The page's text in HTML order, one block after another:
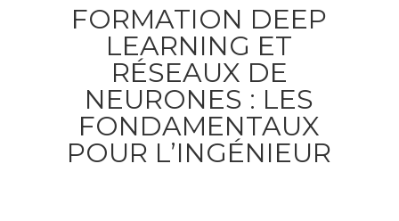
FORMATION DEEP
LEARNING ET
RÉSEAUX DE
NEURONES : LES
FONDAMENTAUX
POUR L’INGÉNIEUR